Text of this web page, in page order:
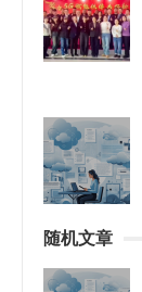
随机文章